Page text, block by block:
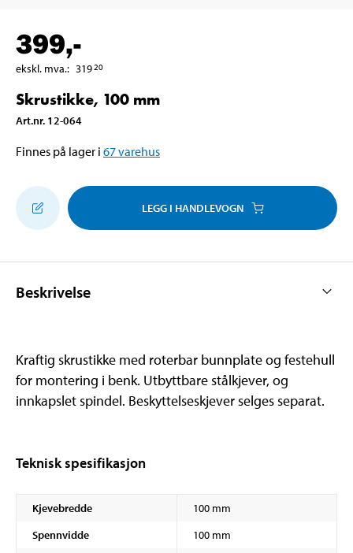
399,-
ekskl. mva.: 31920
Skrustikke, 100 mm
Art.nr. 12-064
Finnes på lager i 67varehus
LEGG I HANDLEVOGN
Beskrivelse
Kraftig skrustikke med roterbar bunnplate og festehull
for montering i benk. Utbyttbare stålkjever, og
innkapslet spindel. Beskyttelseskjever selges separat.
Teknisk spesifikasjon
Kjevebredde
100 mm
Spennvidde
100 mm